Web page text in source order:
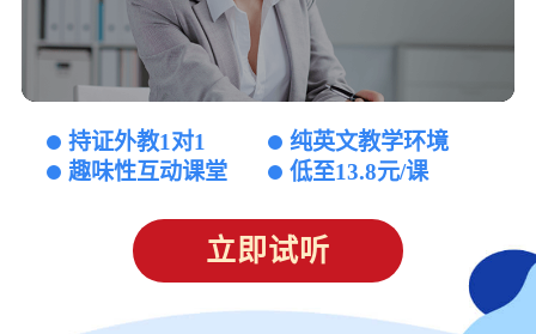
持证外教1对1
纯英文教学环境
趣味性互动课堂
低至13.8元/课
立即试听